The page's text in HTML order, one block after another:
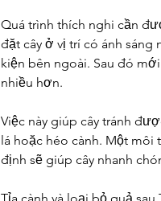
Quá trình thích nghi cần
đặt cây ở vị trí có ánh
kiện bên ngoài. Sau đó
nhiều hơn.
Việc này giúp cây tránh
lá hoặc héo cành. Một môi
định sẽ giúp cây nhanh